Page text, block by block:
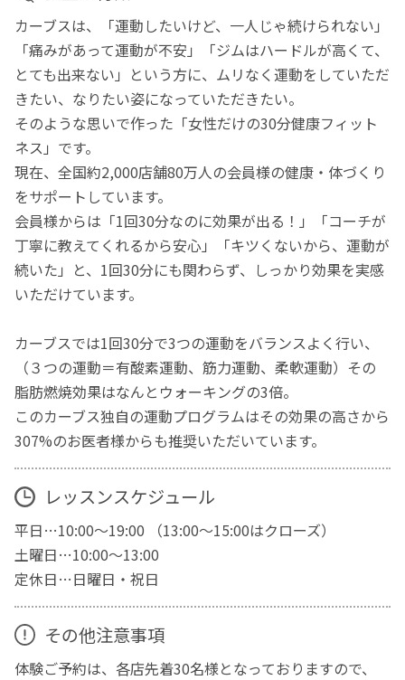
カーブスは、「運動したいけど、一人じゃ続けられない」
「痛みがあって運動が不安」「ジムはハードルが高くて、
とても出来ない」という方に、ムリなく運動をしていただ
きたい、なりたい姿になっていただきたい。
そのような思いで作った「女性だけの30分健康フィット
ネス」です。
現在、全国約2,000店舗80万人の会員様の健康・体づくり
をサポートしています。
会員様からは「1回30分なのに効果が出る！」「コーチが
丁寧に教えてくれるから安心」「キツくないから、運動が
続いた」と、1回30分にも関わらず、しっかり効果を実感
いただけています。
カーブスでは1回30分で3つの運動をバランスよく行い、
（３つの運動＝有酸素運動、筋力運動、柔軟運動）その
脂肪燃焼効果はなんとウォーキングの3倍。
このカーブス独自の運動プログラムはその効果の高さから
307%のお医者様からも推奨いただいています。
レッスンスケジュール
平日…10:00～19:00 （13:00～15:00はクローズ）
土曜日…10:00～13:00
定休日…日曜日・祝日
その他注意事項
体験ご予約は、各店先着30名様となっておりますので、